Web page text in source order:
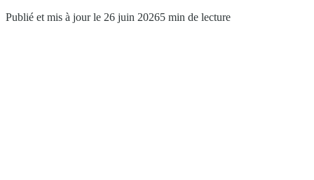
Publié et mis à jour le 26 juin 20265 min de lecture